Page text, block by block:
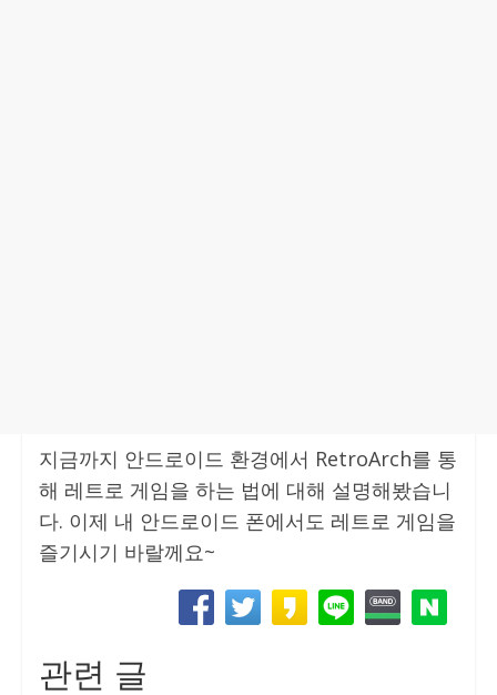
지금까지 안드로이드 환경에서 RetroArch를 통
해 레트로 게임을 하는 법에 대해 설명해봤습니
다. 이제 내 안드로이드 폰에서도 레트로 게임을
즐기시기 바랄께요~
관련 글